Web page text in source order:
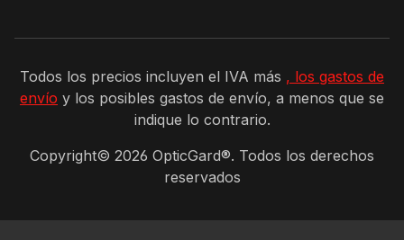
Todos los precios incluyen el IVA más , los gastos de
envío y los posibles gastos de envío, a menos que se
indique lo contrario.
Copyright© 2026 OpticGard®. Todos los derechos
reservados